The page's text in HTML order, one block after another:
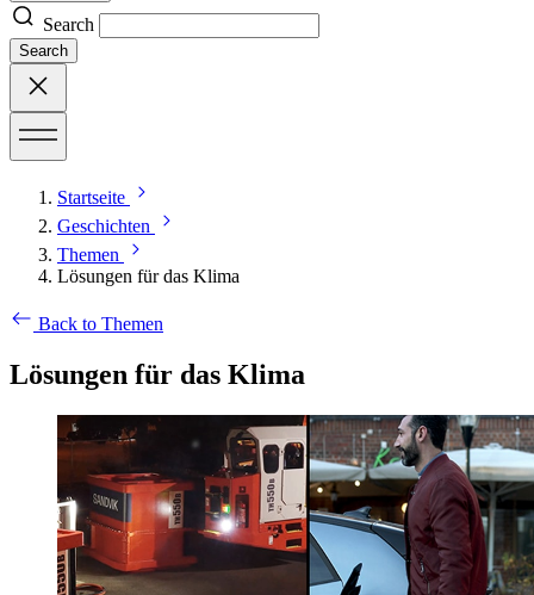
Search
Search
Startseite
Geschichten
Themen
Lösungen für das Klima
Back to Themen
Lösungen für das Klima